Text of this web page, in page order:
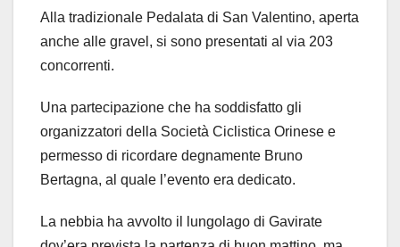
Alla tradizionale Pedalata di San Valentino, aperta
anche alle gravel, si sono presentati al via 203
concorrenti.
Una partecipazione che ha soddisfatto gli
organizzatori della Società Ciclistica Orinese e
permesso di ricordare degnamente Bruno
Bertagna, al quale l’evento era dedicato.
La nebbia ha avvolto il lungolago di Gavirate